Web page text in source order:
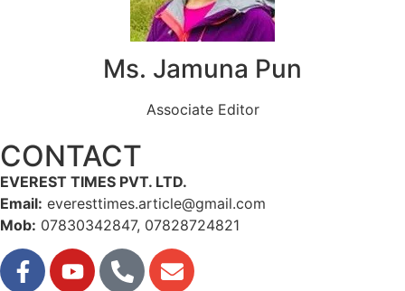
Ms. Jamuna Pun
Associate Editor
CONTACT
EVEREST TIMES PVT. LTD.
Email: everesttimes.article@gmail.com
Mob: 07830342847, 07828724821